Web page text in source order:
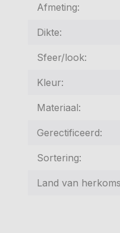
Afmeting:
Dikte:
Sfeer/look:
Kleur:
Materiaal:
Gerectificeerd:
Sortering:
Land van